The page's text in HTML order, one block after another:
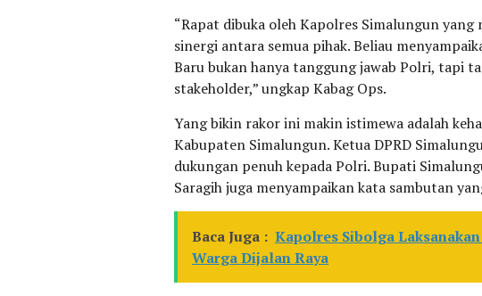
“Rapat dibuka oleh Kapolres Simalungun
sinergi antara semua pihak. Beliau
Baru bukan hanya tanggung jawab Polri, tapi
stakeholder,” ungkap Kabag Ops.
Yang bikin rakor ini makin istimewa adalah
Kabupaten Simalungun. Ketua DPRD
dukungan penuh kepada Polri. Bupati
Saragih juga menyampaikan kata sambutan
Baca Juga : Kapolres Sibolga
Warga Dijalan Raya